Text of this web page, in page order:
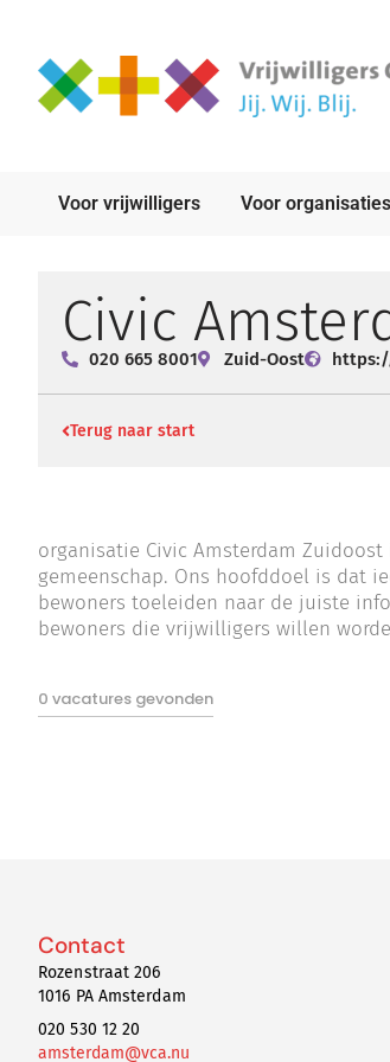
Voor vrijwilligers Voor organisaties
Civic
020 665 8001 Zuid-Oost
Terug naar start
organisatie Civic Amsterdam
gemeenschap. Ons hoofddoel is dat
bewoners toeleiden naar de juiste
bewoners die vrijwilligers willen
0 vacatures gevonden
Contact
Rozenstraat 206
1016 PA Amsterdam
020 530 12 20
amsterdam@vca.nu